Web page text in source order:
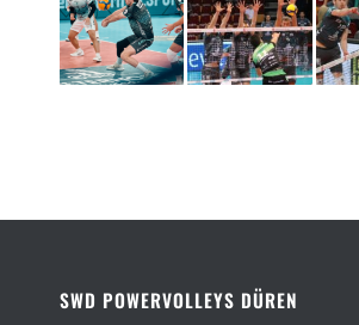
SWD POWERVOLLEYS DÜREN